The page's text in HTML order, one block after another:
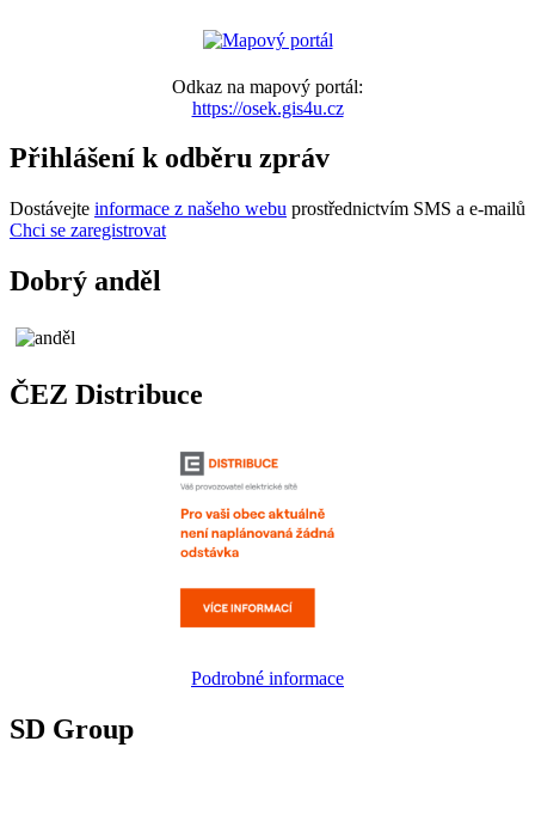
Odkaz na mapový portál:
https://osek.gis4u.cz
Přihlášení k odběru zpráv
Dostávejte informace z našeho webu prostřednictvím SMS a e-mailů
Chci se zaregistrovat
Dobrý anděl
ČEZ Distribuce
Podrobné informace
SD Group